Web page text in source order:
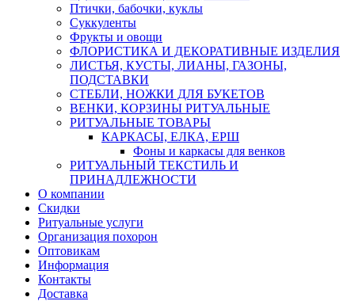
Птички, бабочки, куклы
Суккуленты
Фрукты и овощи
ФЛОРИСТИКА И ДЕКОРАТИВНЫЕ ИЗДЕЛИЯ
ЛИСТЬЯ, КУСТЫ, ЛИАНЫ, ГАЗОНЫ,
ПОДСТАВКИ
СТЕБЛИ, НОЖКИ ДЛЯ БУКЕТОВ
ВЕНКИ, КОРЗИНЫ РИТУАЛЬНЫЕ
РИТУАЛЬНЫЕ ТОВАРЫ
КАРКАСЫ, ЕЛКА, ЕРШ
Фоны и каркасы для венков
РИТУАЛЬНЫЙ ТЕКСТИЛЬ И
ПРИНАДЛЕЖНОСТИ
О компании
Скидки
Ритуальные услуги
Организация похорон
Оптовикам
Информация
Контакты
Доставка